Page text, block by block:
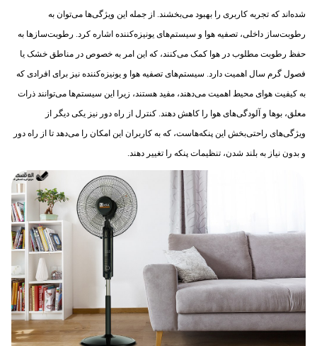
شده‌اند که تجربه کاربری را بهبود می‌بخشند. از جمله این ویژگی‌ها می‌توان به
رطوبت‌ساز داخلی، تصفیه هوا و سیستم‌های یونیزه‌کننده اشاره کرد. رطوبت‌سازها به
حفظ رطوبت مطلوب در هوا کمک می‌کنند، که این امر به خصوص در مناطق خشک یا
فصول گرم سال اهمیت دارد. سیستم‌های تصفیه هوا و یونیزه‌کننده نیز برای افرادی که
به کیفیت هوای محیط اهمیت می‌دهند، مفید هستند، زیرا این سیستم‌ها می‌توانند ذرات
معلق، بوها و آلودگی‌های هوا را کاهش دهند. کنترل از راه دور نیز یکی دیگر از
ویژگی‌های راحتی‌بخش این پنکه‌هاست، که به کاربران این امکان را می‌دهد تا از راه دور
و بدون نیاز به بلند شدن، تنظیمات پنکه را تغییر دهند.